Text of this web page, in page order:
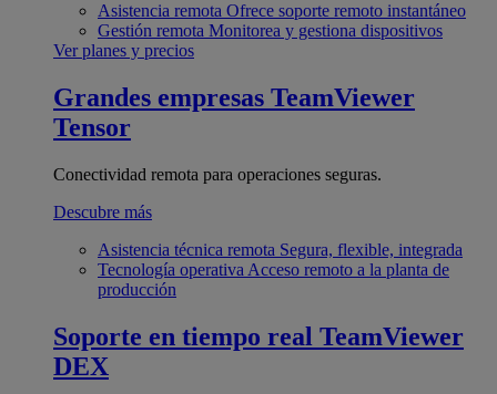
Asistencia remota Ofrece soporte remoto instantáneo
Gestión remota Monitorea y gestiona dispositivos
Ver planes y precios
Grandes empresas TeamViewer
Tensor
Conectividad remota para operaciones seguras.
Descubre más
Asistencia técnica remota Segura, flexible, integrada
Tecnología operativa Acceso remoto a la planta de
producción
Soporte en tiempo real TeamViewer
DEX